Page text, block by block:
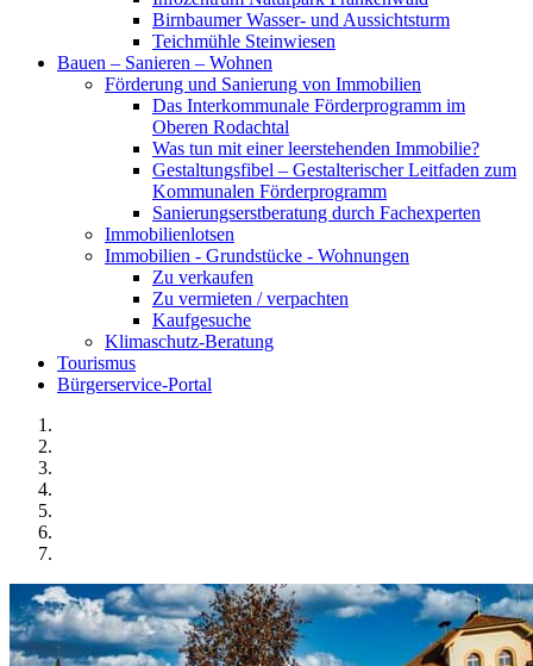
Birnbaumer Wasser- und Aussichtsturm
Teichmühle Steinwiesen
Bauen – Sanieren – Wohnen
Förderung und Sanierung von Immobilien
Das Interkommunale Förderprogramm im
Oberen Rodachtal
Was tun mit einer leerstehenden Immobilie?
Gestaltungsfibel – Gestalterischer Leitfaden zum
Kommunalen Förderprogramm
Sanierungserstberatung durch Fachexperten
Immobilienlotsen
Immobilien - Grundstücke - Wohnungen
Zu verkaufen
Zu vermieten / verpachten
Kaufgesuche
Klimaschutz-Beratung
Tourismus
Bürgerservice-Portal